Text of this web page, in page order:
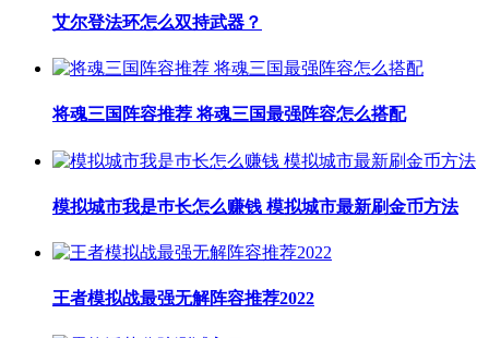
艾尔登法环怎么双持武器？
将魂三国阵容推荐 将魂三国最强阵容怎么搭配
模拟城市我是巿长怎么赚钱 模拟城市最新刷金币方法
王者模拟战最强无解阵容推荐2022